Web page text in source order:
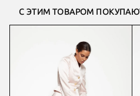
С ЭТИМ ТОВАРОМ